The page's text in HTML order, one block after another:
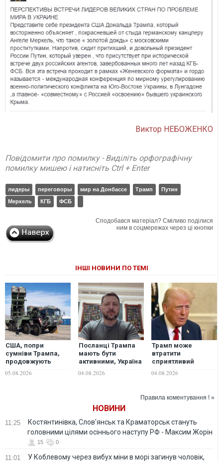
Виктор НЕБОЖЕНКО
Повідомити про помилку - Виділіть орфографічну
помилку мишею і натисніть Ctrl + Enter
лидеры переговоры мир на Донбассе Трамп
Путин
Меркель
КГБ ФСБ
Сподобався матеріал? Сміливо поділися
ним в соцмережах через ці кнопки
ІНШІ НОВИНИ ПО ТЕМІ
США, попри
сумніви Трампа,
продовжують
виробництва
05.08.2026
Посланці Трампа
мають бути
активними, Україна
переговорів, -
04.08.2026
Трамп може
втратити
сприятливий
завершення війни
04.08.2026
Правила коментування ! »
НОВИНИ
11:25
Костянтинівка, Слов'янськ та Краматорськ стануть
головними цілями осіннього наступу РФ - Максим Жорін
15 0
11:01
У Коблевому через вибух міни в морі загинув чоловік,